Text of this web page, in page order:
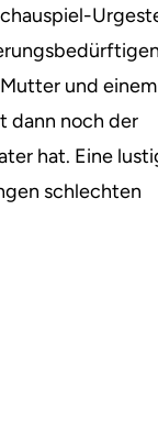
und einem
dann noch der
hat. Eine
schlechten